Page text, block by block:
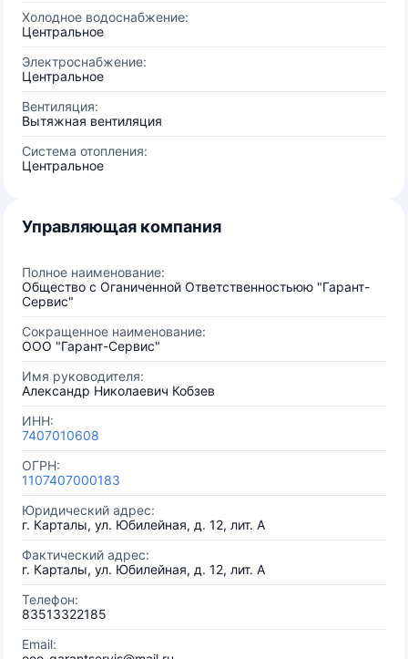
Холодное водоснабжение:
Центральное
Электроснабжение:
Центральное
Вентиляция:
Вытяжная вентиляция
Система отопления:
Центральное
Управляющая компания
Полное наименование:
Общество с Оганиченной Ответственностьюю "Гарант-
Сервис"
Сокращенное наименование:
ООО "Гарант-Сервис"
Имя руководителя:
Александр Николаевич Кобзев
ИНН:
7407010608
ОГРН:
1107407000183
Юридический адрес:
г. Карталы, ул. Юбилейная, д. 12, лит. А
Фактический адрес:
г. Карталы, ул. Юбилейная, д. 12, лит. А
Телефон:
83513322185
Email: